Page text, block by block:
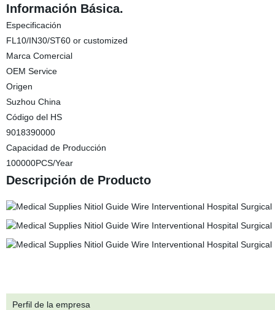
Información Básica.
Especificación
FL10/IN30/ST60 or customized
Marca Comercial
OEM Service
Origen
Suzhou China
Código del HS
9018390000
Capacidad de Producción
100000PCS/Year
Descripción de Producto
Perfil de la empresa